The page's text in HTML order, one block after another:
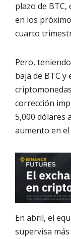
plazo de
en los
cuarto
Pero,
baja de BTC y
corrección
5,000 dólares
aumento en
En abril, el
supervisa